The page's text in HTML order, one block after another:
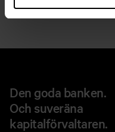
Den goda banken.
Och suveräna
kapitalförvaltaren.